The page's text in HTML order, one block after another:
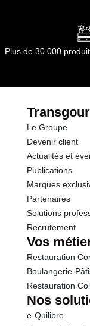
Plus de 30 000
Le Groupe
Devenir client
Actualités et
Publications
Marques
Partenaires
Solutions
Recrutement
Vos
Restauration
Boulangerie-
Restauration
Nos
e-Quilibre